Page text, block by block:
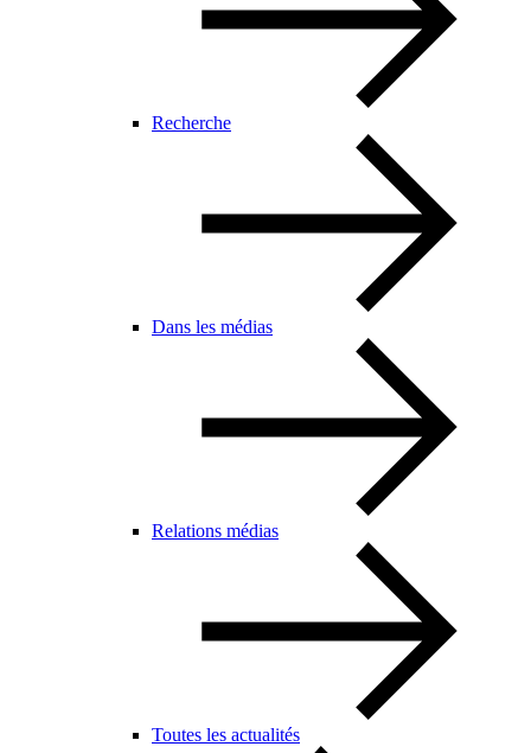
Recherche
Dans les médias
Relations médias
Toutes les actualités